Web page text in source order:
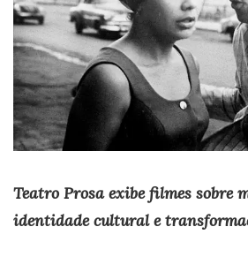
Teatro Prosa exibe filmes sobre
identidade cultural e